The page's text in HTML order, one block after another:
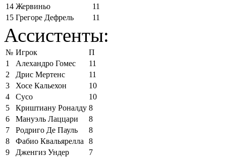
14 Жервиньо
11
15 Грегоре Дефрель 11
Ассистенты:
№ Игрок
П
1
Алехандро Гомес
11
2
Дрис Мертенс
11
3
Хосе Кальехон
10
4
Сусо
10
5
Криштиану Роналду 8
6
Мануэль Лаццари
8
7
Родриго Де Пауль
8
8
Фабио Квальярелла
8
9
Дженгиз Ундер
7